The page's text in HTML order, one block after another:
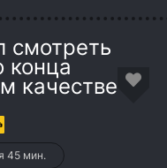
смотреть
конца
качестве
45 мин.